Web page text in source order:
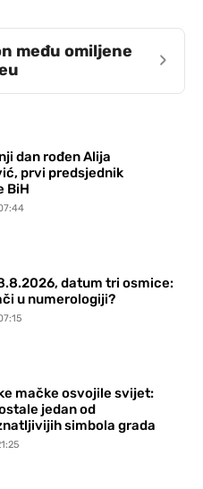
među omiljene
›
dan rođen Alija
prvi predsjednik
BiH
datum tri osmice:
u numerologiji?
mačke osvojile svijet:
jedan od
simbola grada